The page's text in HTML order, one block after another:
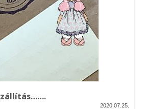
velem is találkozhattál…
kellékek
tájékoztató
2020.07.25.